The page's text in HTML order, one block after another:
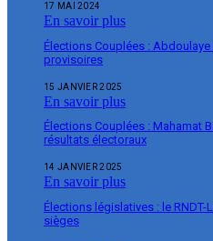
17 MAI 2024
En savoir plus
Élections Couplées :
provisoires
15 JANVIER 2025
En savoir plus
Élections Couplées : Mahamat
résultats électoraux
14 JANVIER 2025
En savoir plus
Élections législatives : le
sièges